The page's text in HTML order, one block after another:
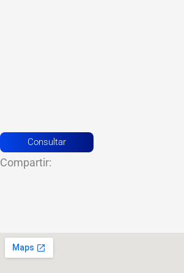
Consultar
Compartir: